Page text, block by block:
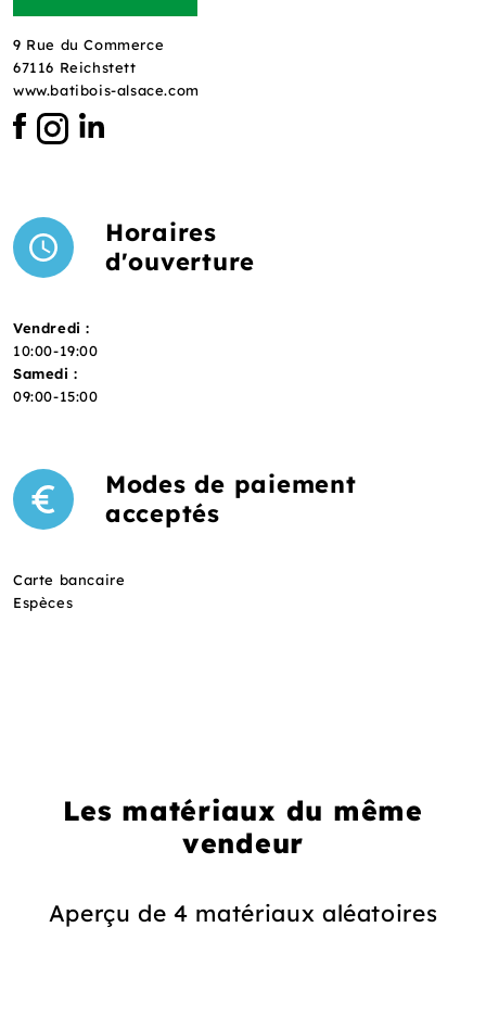
9 Rue du Commerce
67116 Reichstett
www.batibois-alsace.com
Horaires
d'ouverture
Vendredi :
10:00-19:00
Samedi :
09:00-15:00
Modes de paiement
acceptés
Carte bancaire
Espèces
Les matériaux du même
vendeur
Aperçu de 4 matériaux aléatoires